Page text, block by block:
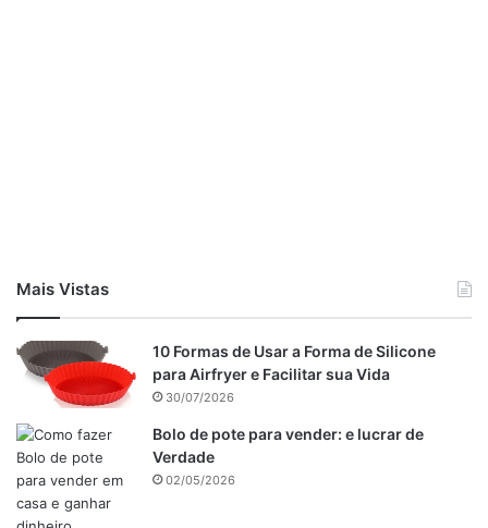
Mais Vistas
10 Formas de Usar a Forma de Silicone
para Airfryer e Facilitar sua Vida
30/07/2026
Bolo de pote para vender: e lucrar de
Verdade
02/05/2026